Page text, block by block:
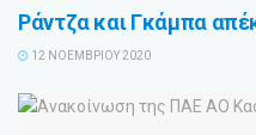
Ράντζα και Γκάμπα
12 ΝΟΕΜΒΡΊΟΥ 2020